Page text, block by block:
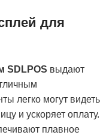
для
SDLPOS выдают
легко могут видеть
и ускоряет оплату.
плавное